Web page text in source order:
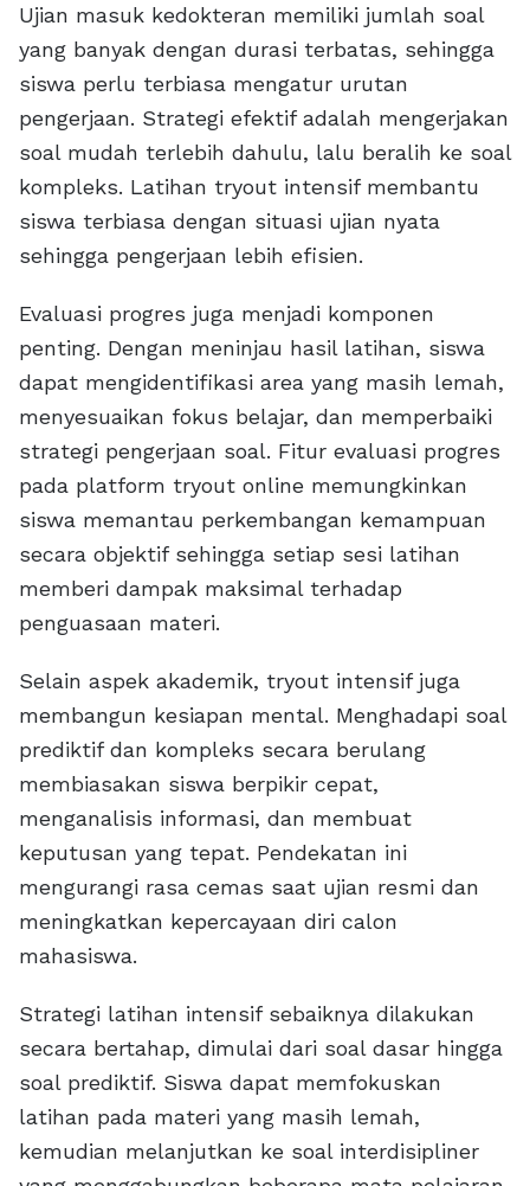
Ujian masuk kedokteran memiliki jumlah soal
yang banyak dengan durasi terbatas, sehingga
siswa perlu terbiasa mengatur urutan
pengerjaan. Strategi efektif adalah mengerjakan
soal mudah terlebih dahulu, lalu beralih ke soal
kompleks. Latihan tryout intensif membantu
siswa terbiasa dengan situasi ujian nyata
sehingga pengerjaan lebih efisien.
Evaluasi progres juga menjadi komponen
penting. Dengan meninjau hasil latihan, siswa
dapat mengidentifikasi area yang masih lemah,
menyesuaikan fokus belajar, dan memperbaiki
strategi pengerjaan soal. Fitur evaluasi progres
pada platform tryout online memungkinkan
siswa memantau perkembangan kemampuan
secara objektif sehingga setiap sesi latihan
memberi dampak maksimal terhadap
penguasaan materi.
Selain aspek akademik, tryout intensif juga
membangun kesiapan mental. Menghadapi soal
prediktif dan kompleks secara berulang
membiasakan siswa berpikir cepat,
menganalisis informasi, dan membuat
keputusan yang tepat. Pendekatan ini
mengurangi rasa cemas saat ujian resmi dan
meningkatkan kepercayaan diri calon
mahasiswa.
Strategi latihan intensif sebaiknya dilakukan
secara bertahap, dimulai dari soal dasar hingga
soal prediktif. Siswa dapat memfokuskan
latihan pada materi yang masih lemah,
kemudian melanjutkan ke soal interdisipliner